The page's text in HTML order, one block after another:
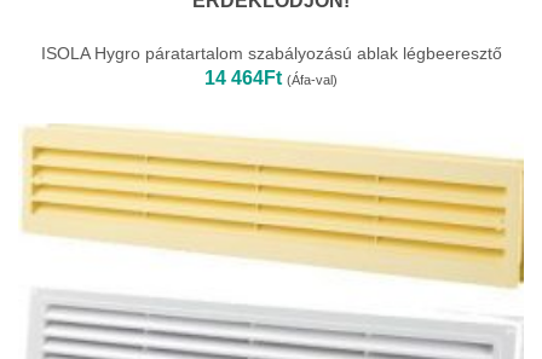
ISOLA Hygro páratartalom szabályozású ablak légbeeresztő
14 464Ft (Áfa-val)